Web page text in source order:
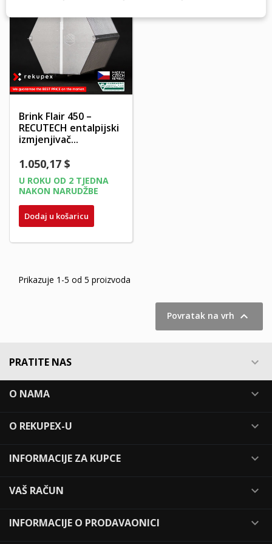
Brink Flair 450 –
RECUTECH entalpijski
izmjenjivač...
1.050,17 $
U ROKU OD 2 TJEDNA
NAKON NARUDŽBE
Dodaj u košaricu
Prikazuje 1-5 od 5 proizvoda
Povratak na vrh 
PRATITE NAS 
O NAMA 
O REKUPEX-U 
INFORMACIJE ZA KUPCE 
VAŠ RAČUN 
INFORMACIJE O PRODAVAONICI 